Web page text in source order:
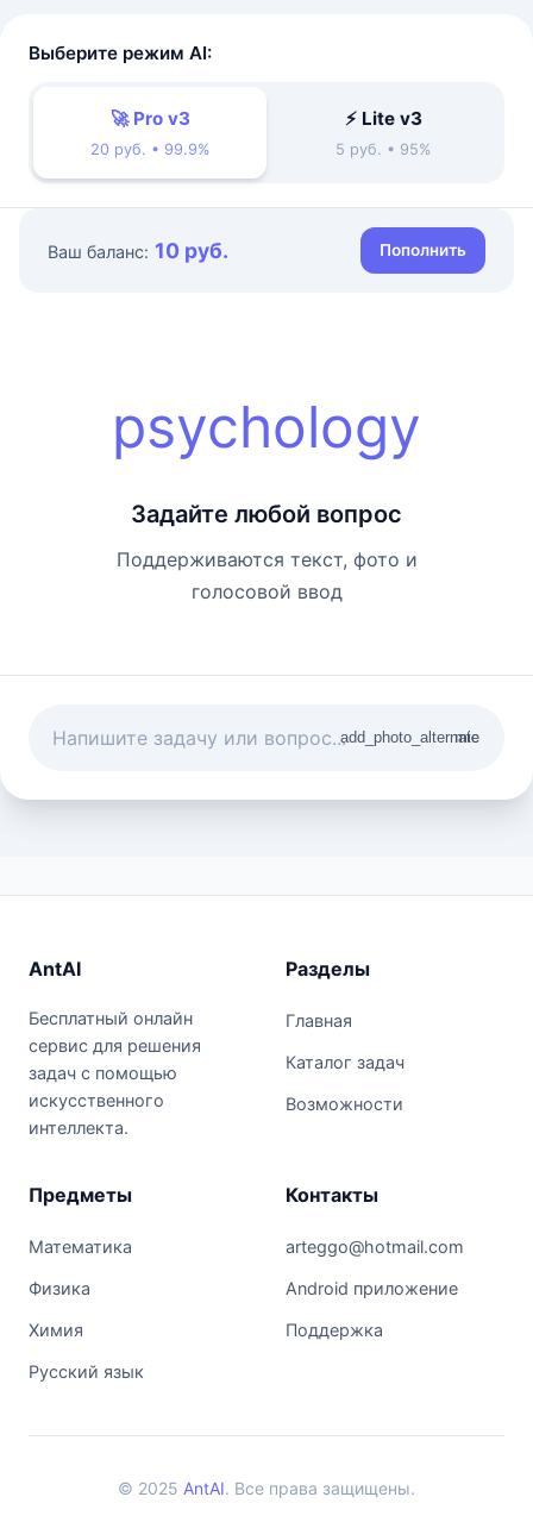
Выберите режим AI:
🚀 Pro v3
20 руб. • 99.9%
⚡ Lite v3
5 руб. • 95%
Ваш баланс: 10 руб. Пополнить
psychology
Задайте любой вопрос
Поддерживаются текст, фото и
голосовой ввод
add_photo_alternate
mic
AntAI
Бесплатный онлайн
сервис для решения
задач с помощью
искусственного
интеллекта.
Разделы
Главная
Каталог задач
Возможности
Предметы
Математика
Физика
Химия
Русский язык
Контакты
arteggo@hotmail.com
Android приложение
Поддержка
© 2025 AntAI. Все права защищены.